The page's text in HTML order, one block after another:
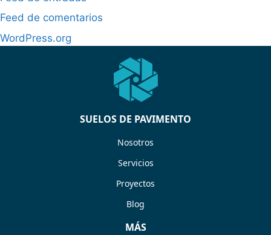
Feed de comentarios
WordPress.org
SUELOS DE PAVIMENTO
Nosotros
Servicios
Proyectos
Blog
MÁS